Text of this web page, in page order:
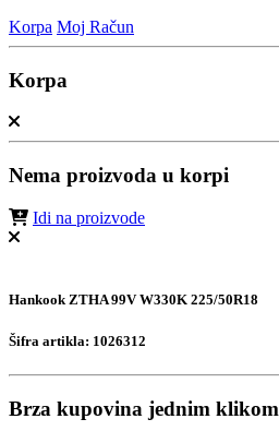
Korpa Moj Račun
Korpa
Nema proizvoda u korpi
Idi na proizvode
Hankook ZTHA 99V W330K 225/50R18
Šifra artikla: 1026312
Brza kupovina jednim klikom